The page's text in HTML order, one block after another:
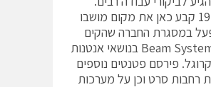
בשנת 1970 קבע כאן את מקום מושבו
במסגרת החברה שהקים
Beam Systems Israel בנושאי אנטנות
פירסם פטנטים נוספים
רחבות סרט וכן על מערכות